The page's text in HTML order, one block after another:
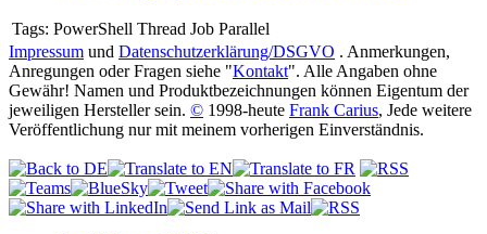
Tags: PowerShell Thread Job Parallel
Impressum und Datenschutzerklärung/DSGVO . Anmerkungen,
Anregungen oder Fragen siehe "Kontakt". Alle Angaben ohne
Gewähr! Namen und Produktbezeichnungen können Eigentum der
jeweiligen Hersteller sein. © 1998-heute Frank Carius, Jede weitere
Veröffentlichung nur mit meinem vorherigen Einverständnis.